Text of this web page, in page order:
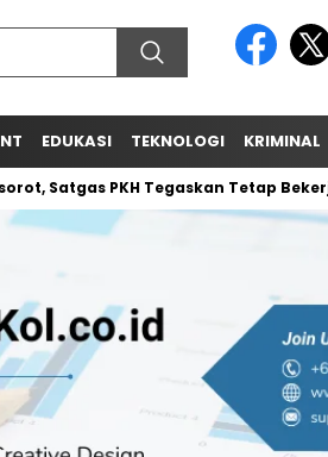
EDUKASI TEKNOLOGI KRIMINAL
Satgas PKH Tegaskan Tetap Bekerja